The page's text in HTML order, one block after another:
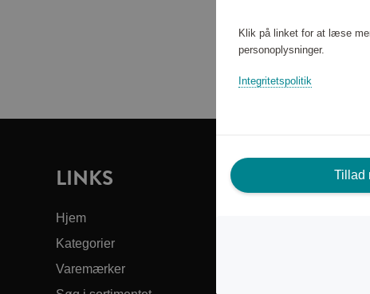
Klik på linket for at læse
personoplysninger.
Integritetspolitik
Tillad
LINKS
Hjem
Kategorier
Varemærker